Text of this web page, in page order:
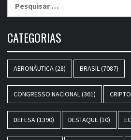
CATEGORIAS
AERONÁUTICA(28) BRASIL(7087)
CONGRESSO NACIONAL(361)
DEFESA(1390) DESTAQUE(10)